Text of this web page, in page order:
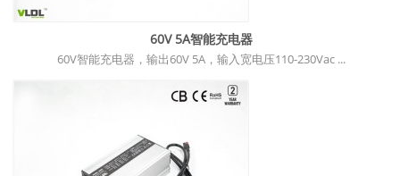
60V 5A智能充电器
60V智能充电器，输出60V 5A，输入宽电压110-230Vac ...